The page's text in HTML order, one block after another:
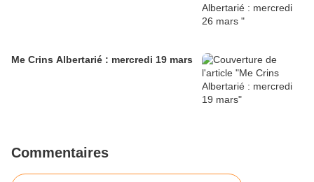
Me Crins Albertarié : mercredi 19 mars
Commentaires